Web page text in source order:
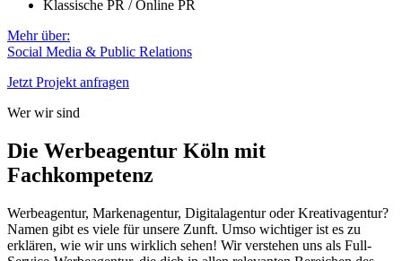
Klassische PR / Online PR
Mehr über:
Social Media & Public Relations
Jetzt Projekt anfragen
Wer wir sind
Die Werbeagentur Köln mit
Fachkompetenz
Werbeagentur, Markenagentur, Digitalagentur oder Kreativagentur?
Namen gibt es viele für unsere Zunft. Umso wichtiger ist es zu
erklären, wie wir uns wirklich sehen! Wir verstehen uns als Full-